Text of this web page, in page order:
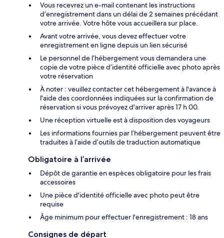
Vous recevrez un e-mail contenant les instructions
d’enregistrement dans un délai de 2 semaines précédant
votre arrivée. Votre hôte vous accueillera sur place.
Avant votre arrivée, vous devez effectuer votre
enregistrement en ligne depuis un lien sécurisé
Le personnel de l’hébergement vous demandera une
copie de votre pièce d’identité officielle avec photo après
votre réservation
À noter : veuillez contacter cet hébergement à l'avance à
l'aide des coordonnées indiquées sur la confirmation de
réservation si vous prévoyez d'arriver après 17 h 00.
Une réception virtuelle est à disposition des voyageurs
Les informations fournies par l’hébergement peuvent être
traduites à l’aide d’outils de traduction automatique
Obligatoire à l’arrivée
Dépôt de garantie en espèces obligatoire pour les frais
accessoires
Une pièce d'identité officielle avec photo peut être
requise
Âge minimum pour effectuer l'enregistrement : 18 ans
Consignes de départ